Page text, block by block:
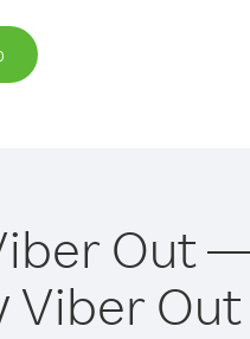
Out
Viber